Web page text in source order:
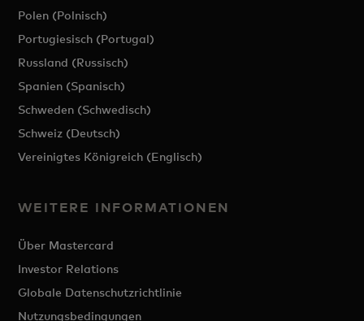
Polen (Polnisch)
Portugiesisch (Portugal)
Russland (Russisch)
Spanien (Spanisch)
Schweden (Schwedisch)
Schweiz (Deutsch)
Vereinigtes Königreich (Englisch)
WEITERE INFORMATIONEN
Über Mastercard
Investor Relations
Globale Datenschutzrichtlinie
Nutzungsbedingungen